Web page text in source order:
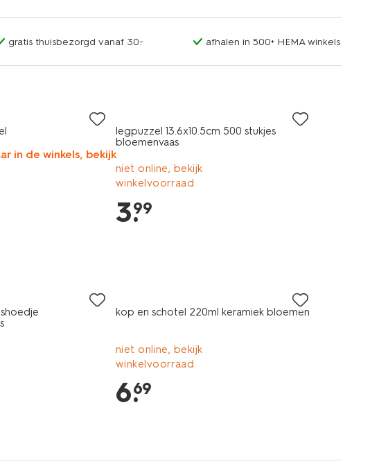
gratis thuisbezorgd vanaf 30.- afhalen in 500+ HEMA winkels
in de winkels, bekijk
legpuzzel 13.6x10.5cm 500 stukjes
bloemenvaas
niet online, bekijk
winkelvoorraad
3.
99
kop en schotel 220ml keramiek bloemen
niet online, bekijk
winkelvoorraad
6.
69